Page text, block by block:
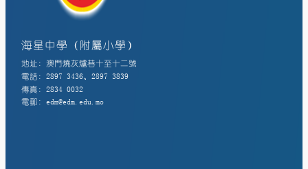
海星中學（附屬小學）
地址: 澳門燒灰爐巷十至十二號
電話: 2897 3436、2897 3839
傳真: 2834 0032
電郵: edm@edm.edu.mo